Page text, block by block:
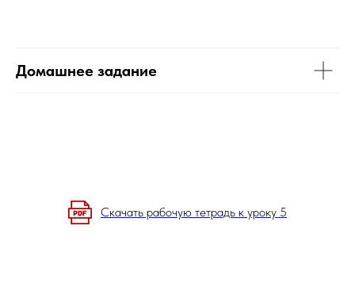
Домашнее задание
Скачать рабочую тетрадь к уроку 5